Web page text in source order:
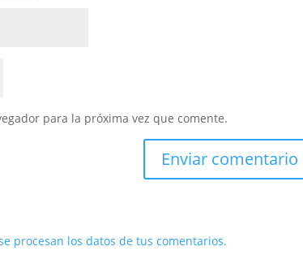
para la próxima vez que comente.
procesan los datos de tus comentarios.